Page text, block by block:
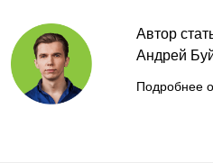
Автор
Андрей
Подробнее